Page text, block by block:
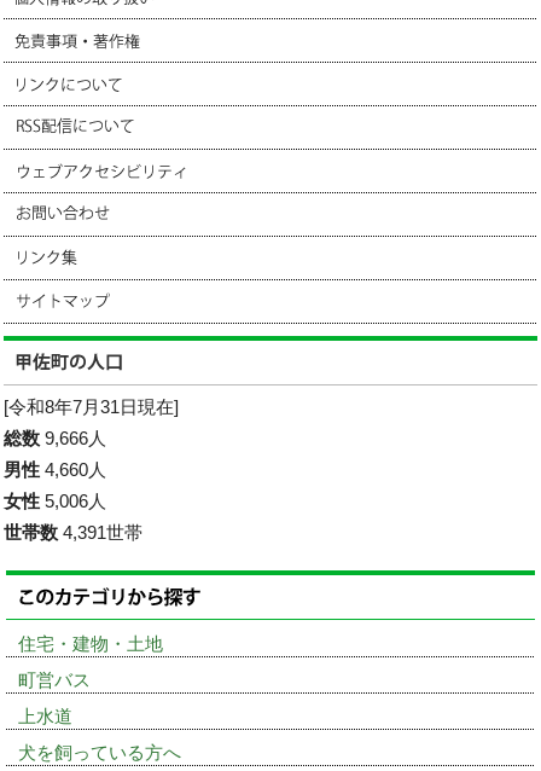
[令和8年7月31日現在]
総数 9,666人
男性 4,660人
女性 5,006人
世帯数 4,391世帯
住宅・建物・土地
町営バス
上水道
犬を飼っている方へ